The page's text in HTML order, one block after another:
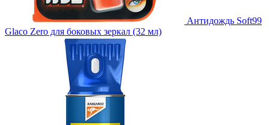
Антидождь Soft99
Glaco Zero для боковых зеркал (32 мл)